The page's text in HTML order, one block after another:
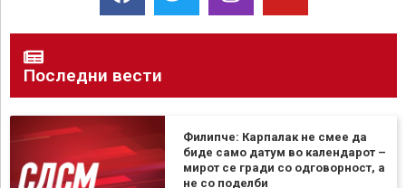
Последни вести
Филипче: Карпалак не смее да
биде само датум во календарот –
мирот се гради со одговорност, а
не со поделби